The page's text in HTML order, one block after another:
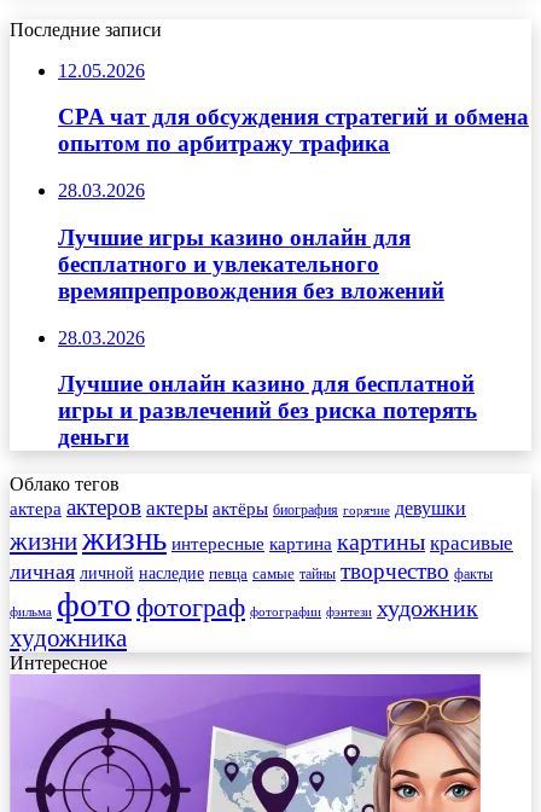
Последние записи
12.05.2026
CPA чат для обсуждения стратегий и обмена
опытом по арбитражу трафика
28.03.2026
Лучшие игры казино онлайн для
бесплатного и увлекательного
времяпрепровождения без вложений
28.03.2026
Лучшие онлайн казино для бесплатной
игры и развлечений без риска потерять
деньги
Облако тегов
актера актеров актеры актёры биография горячие девушки
жизнижизнь интересные картина картины красивые
личная личной наследие певца самые тайны творчество факты
фильма фото фотограф фотографии фэнтези художник
художника
Интересное